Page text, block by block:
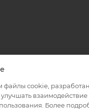
интернет-магазин
файлы cookie,
Более